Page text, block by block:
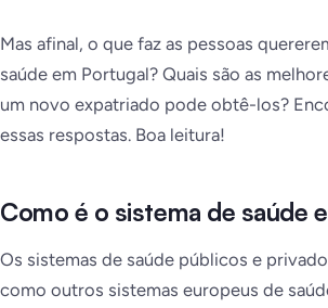
Mas afinal, o que faz as pessoas
saúde em Portugal? Quais são as
um novo expatriado pode obtê-los?
essas respostas. Boa leitura!
Como é o sistema de saúde
Os sistemas de saúde públicos e
como outros sistemas europeus de